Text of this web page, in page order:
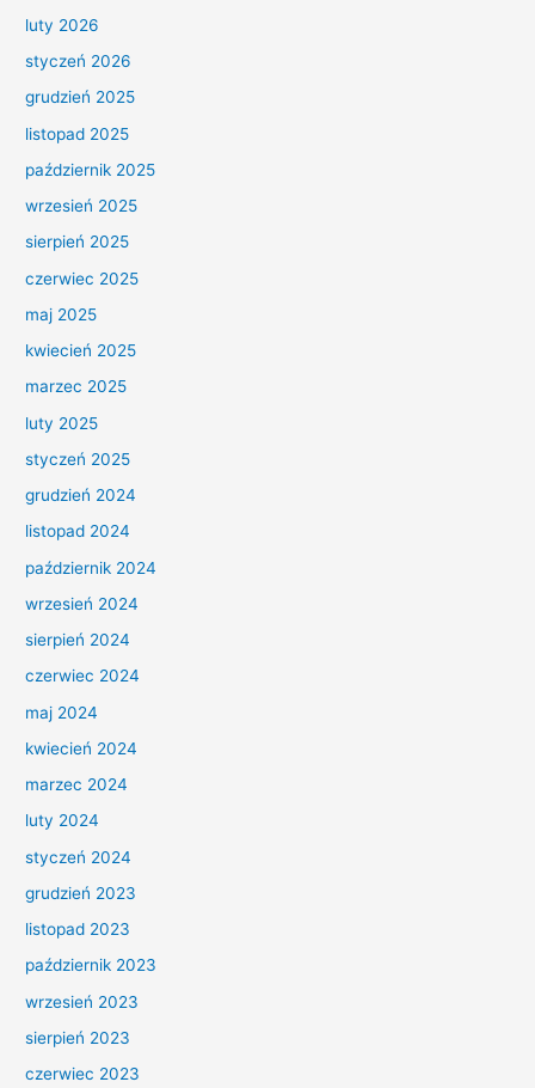
luty 2026
styczeń 2026
grudzień 2025
listopad 2025
październik 2025
wrzesień 2025
sierpień 2025
czerwiec 2025
maj 2025
kwiecień 2025
marzec 2025
luty 2025
styczeń 2025
grudzień 2024
listopad 2024
październik 2024
wrzesień 2024
sierpień 2024
czerwiec 2024
maj 2024
kwiecień 2024
marzec 2024
luty 2024
styczeń 2024
grudzień 2023
listopad 2023
październik 2023
wrzesień 2023
sierpień 2023
czerwiec 2023